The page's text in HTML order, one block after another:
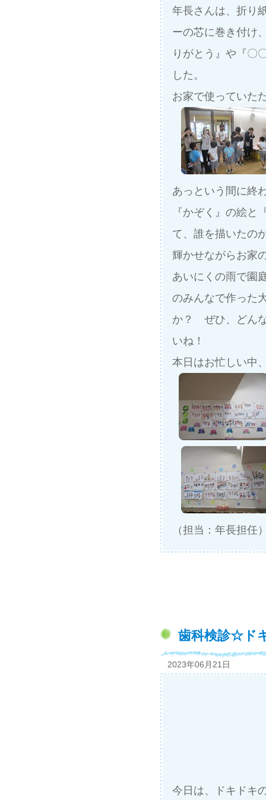
年長さんは、折り
ーの芯に巻き付け
りがとう』や『〇
した。
お家で使っていた
あっという間に終
『かぞく』の絵と
て、誰を描いたの
輝かせながらお家
あいにくの雨で園
のみんなで作った
か？ ぜひ、どん
いね！
本日はお忙しい中
（担当：年長担任
歯科検診☆ド
2023年06月21日
今日は、ドキドキ